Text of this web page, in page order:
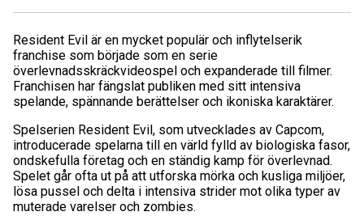
Resident Evil är en mycket populär och inflytelserik
franchise som började som en serie
överlevnadsskräckvideospel och expanderade till filmer.
Franchisen har fängslat publiken med sitt intensiva
spelande, spännande berättelser och ikoniska karaktärer.
Spelserien Resident Evil, som utvecklades av Capcom,
introducerade spelarna till en värld fylld av biologiska fasor,
ondskefulla företag och en ständig kamp för överlevnad.
Spelet går ofta ut på att utforska mörka och kusliga miljöer,
lösa pussel och delta i intensiva strider mot olika typer av
muterade varelser och zombies.